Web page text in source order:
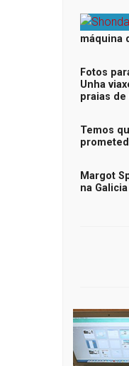
máquina
Fotos
Unha
praias de
Temos
Margot
na